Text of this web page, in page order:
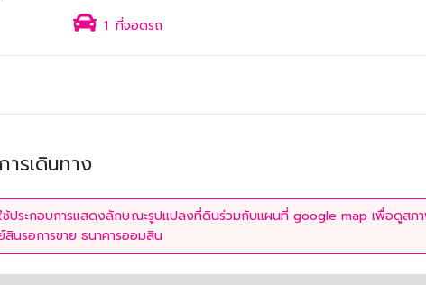
1 ที่จอดรถ
ารเดินทาง
ช้ประกอบการแสดงลักษณะรูปแปลงที่ดินร่วมกับแผนที่ google map เพื่อดูส
นรอการขาย ธนาคารออมสิน